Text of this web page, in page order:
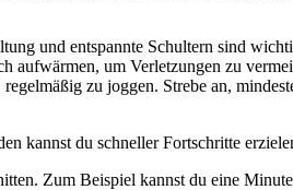
und entspannte Schultern sind
aufwärmen, um Verletzungen zu
zu joggen. Strebe an,
kannst du schneller Fortschritte
Zum Beispiel kannst du eine